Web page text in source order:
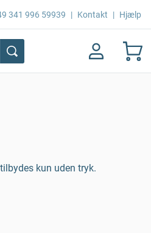
341 996 59939 | Kontakt | Hjælp
kun uden tryk.